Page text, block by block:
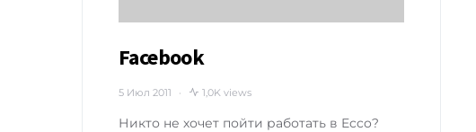
Facebook
5 Июл 2011 1,0K views
Никто не хочет пойти работать в Ecco?